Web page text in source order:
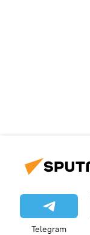
Telegram